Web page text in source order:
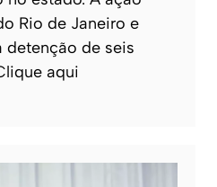
Rio de Janeiro e
detenção de seis
aqui